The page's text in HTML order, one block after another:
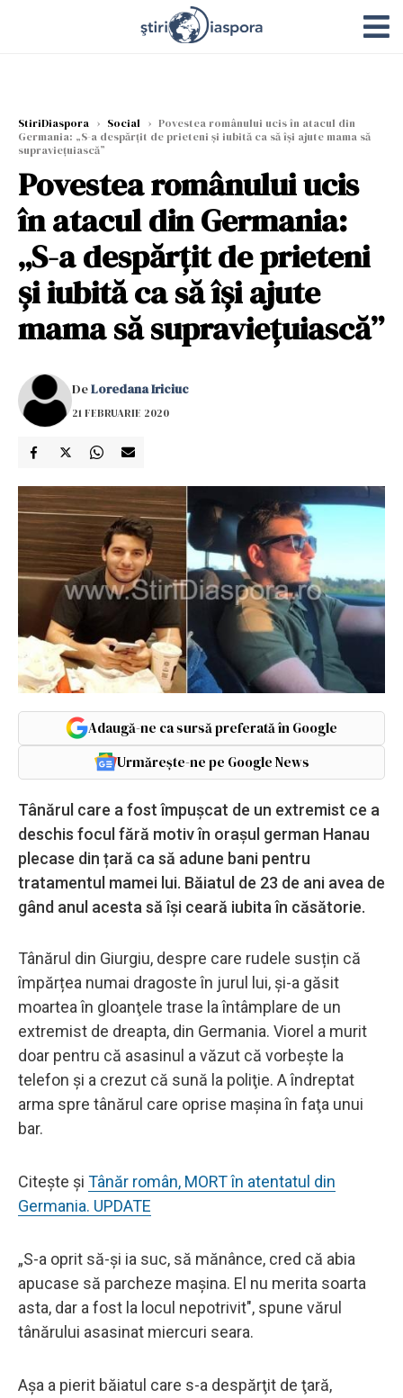
StiriDiaspora › Social › Povestea românului ucis în atacul din
Germania: „S-a despărţit de prieteni şi iubită ca să îşi ajute mama să
supravieţuiască”
Povestea românului ucis
în atacul din Germania:
„S-a despărţit de prieteni
şi iubită ca să îşi ajute
mama să supravieţuiască”
DeLoredana Iriciuc
21 FEBRUARIE 2020
Adaugă-ne ca sursă preferată în Google
Urmărește-ne pe Google News
Tânărul care a fost împușcat de un extremist ce a
deschis focul fără motiv în orașul german Hanau
plecase din țară ca să adune bani pentru
tratamentul mamei lui. Băiatul de 23 de ani avea de
gând anul acesta să își ceară iubita în căsătorie.
Tânărul din Giurgiu, despre care rudele susțin că
împărțea numai dragoste în jurul lui, şi-a găsit
moartea în gloanţele trase la întâmplare de un
extremist de dreapta, din Germania. Viorel a murit
doar pentru că asasinul a văzut că vorbeşte la
telefon şi a crezut că sună la poliţie. A îndreptat
arma spre tânărul care oprise maşina în faţa unui
bar.
Citește și Tânăr român, MORT în atentatul din
Germania. UPDATE
„S-a oprit să-şi ia suc, să mănânce, cred că abia
apucase să parcheze maşina. El nu merita soarta
asta, dar a fost la locul nepotrivit", spune vărul
tânărului asasinat miercuri seara.
Aşa a pierit băiatul care s-a despărţit de ţară,